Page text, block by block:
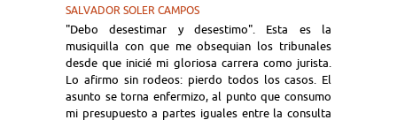
SALVADOR SOLER CAMPOS
"Debo desestimar y desestimo". Esta es la
musiquilla con que me obsequian los tribunales
desde que inicié mi gloriosa carrera como jurista.
Lo afirmo sin rodeos: pierdo todos los casos. El
asunto se torna enfermizo, al punto que consumo
mi presupuesto a partes iguales entre la consulta